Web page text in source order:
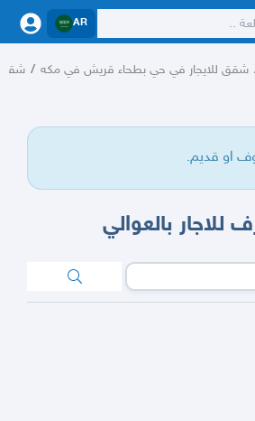
AR
شقق للايجار في حي بطحاء قريش في مكه / شقق
او قديم.
بالعوالي